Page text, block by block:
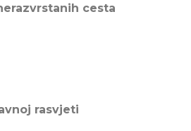
cesta
rasvjeti